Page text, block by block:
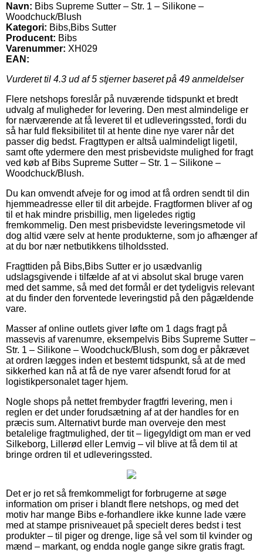
Navn: Bibs Supreme Sutter – Str. 1 – Silikone –
Woodchuck/Blush
Kategori: Bibs,Bibs Sutter
Producent: Bibs
Varenummer: XH029
EAN:
Vurderet til 4.3 ud af 5 stjerner baseret på 49 anmeldelser
Flere netshops foreslår på nuværende tidspunkt et bredt
udvalg af muligheder for levering. Den mest almindelige er
for nærværende at få leveret til et udleveringssted, fordi du
så har fuld fleksibilitet til at hente dine nye varer når det
passer dig bedst. Fragttypen er altså ualmindeligt ligetil,
samt ofte ydermere den mest prisbevidste mulighed for fragt
ved køb af Bibs Supreme Sutter – Str. 1 – Silikone –
Woodchuck/Blush.
Du kan omvendt afveje for og imod at få ordren sendt til din
hjemmeadresse eller til dit arbejde. Fragtformen bliver af og
til et hak mindre prisbillig, men ligeledes rigtig
fremkommelig. Den mest prisbevidste leveringsmetode vil
dog altid være selv at hente produkterne, som jo afhænger af
at du bor nær netbutikkens tilholdssted.
Fragttiden på Bibs,Bibs Sutter er jo usædvanlig
udslagsgivende i tilfælde af at vi absolut skal bruge varen
med det samme, så med det formål er det tydeligvis relevant
at du finder den forventede leveringstid på den pågældende
vare.
Masser af online outlets giver løfte om 1 dags fragt på
massevis af varenumre, eksempelvis Bibs Supreme Sutter –
Str. 1 – Silikone – Woodchuck/Blush, som dog er påkrævet
at ordren lægges inden et bestemt tidspunkt, så at de med
sikkerhed kan nå at få de nye varer afsendt forud for at
logistikpersonalet tager hjem.
Nogle shops på nettet frembyder fragtfri levering, men i
reglen er det under forudsætning af at der handles for en
præcis sum. Alternativt burde man overveje den mest
betalelige fragtmulighed, der tit – ligegyldigt om man er ved
Silkeborg, Lillerød eller Lemvig – vil blive at få dem til at
bringe ordren til et udleveringssted.
Det er jo ret så fremkommeligt for forbrugerne at søge
information om priser i blandt flere netshops, og med det
motiv har mange Bibs e-forhandlere ikke kunne lade være
med at stampe prisniveauet på specielt deres bedst i test
produkter – til piger og drenge, lige så vel som til kvinder og
mænd – markant, og endda nogle gange sikre gratis fragt.